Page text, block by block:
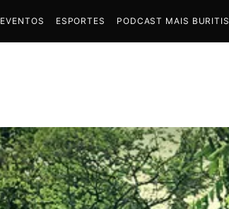
EVENTOS ESPORTES PODCAST MAIS BURITIS